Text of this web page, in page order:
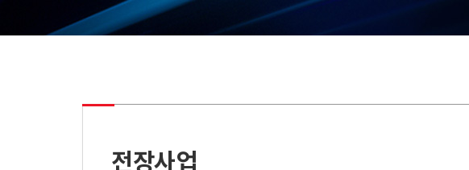
전장사업